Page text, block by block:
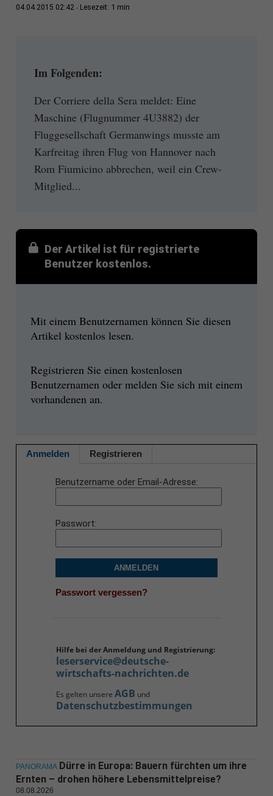
04.04.2015 02:42 Lesezeit: 1 min
Im Folgenden:
Der Corriere della Sera meldet: Eine
Maschine (Flugnummer 4U3882) der
Fluggesellschaft Germanwings musste am
Karfreitag ihren Flug von Hannover nach
Rom Fiumicino abbrechen, weil ein Crew-
Mitglied...
Der Artikel ist für registrierte
Benutzer kostenlos.
Mit einem Benutzernamen können Sie diesen
Artikel kostenlos lesen.
Registrieren Sie einen kostenlosen
Benutzernamen oder melden Sie sich mit einem
vorhandenen an.
Anmelden Registrieren
Benutzername oder Email-Adresse
Passwort
ANMELDEN
Passwort vergessen?
Hilfe bei der Anmeldung und Registrierung:
leserservice@deutsche-
wirtschafts-nachrichten.de
Es gelten unsere AGB und
Datenschutzbestimmungen
PANORAMA Dürre in Europa: Bauern fürchten um ihre
Ernten – drohen höhere Lebensmittelpreise?
08.08.2026